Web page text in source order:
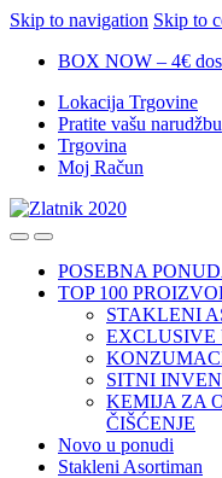
Skip to navigation Skip to
BOX NOW – 4€
Lokacija Trgovine
Pratite vašu narudžbu
Trgovina
Moj Račun
POSEBNA
TOP 100
STAKLENI
EXCLUSIVE
SITNI
KEMIJA ZA
ČIŠĆENJE
Novo u ponudi
Stakleni Asortiman